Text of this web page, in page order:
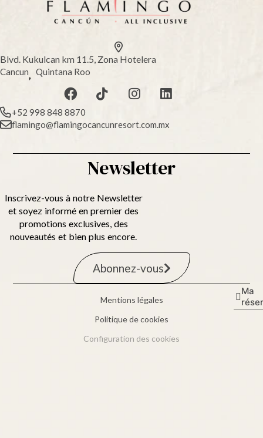
Blvd. Kukulcan km 11.5, Zona Hotelera
Cancun, Quintana Roo
+52 998 848 8870
flamingo@flamingocancunresort.com.mx
Newsletter
Inscrivez-vous à notre Newsletter
et soyez informé en premier des
promotions exclusives, des
nouveautés et bien plus encore.
Abonnez-vous
Mentions légales
Politique de cookies
Configuration des cookies
Ma